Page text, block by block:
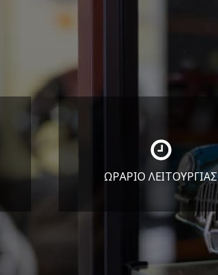
ΩΡΑΡΙΟ ΛΕΙΤΟΥΡΓΙΑΣ
ΔΕΥ-ΠΑΡ 8:30-17:30